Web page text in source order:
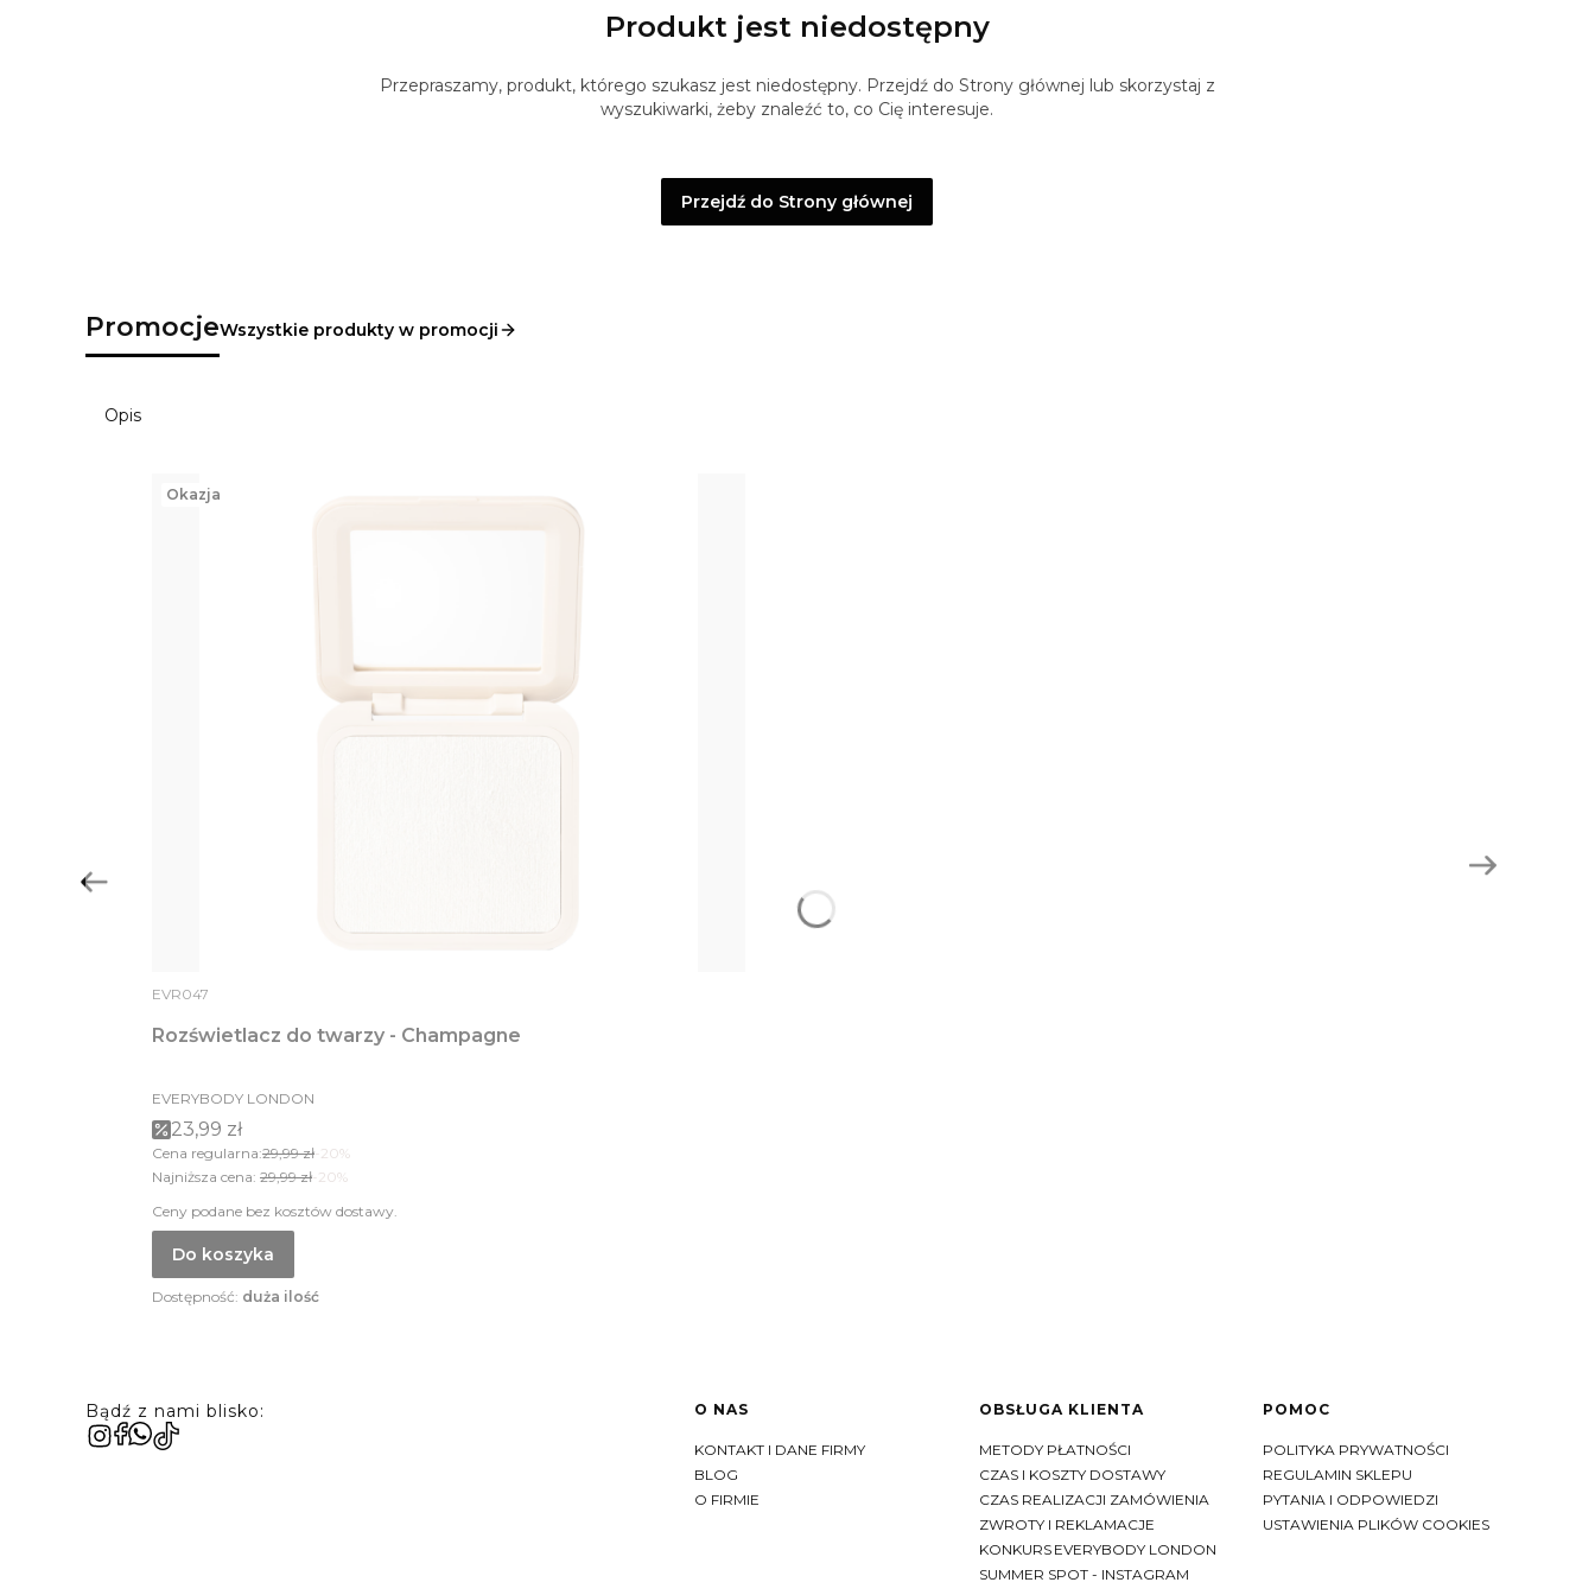
Produkt jest niedostępny
Przepraszamy, produkt, którego szukasz jest niedostępny. Przejdź do Strony głównej lub skorzystaj z
wyszukiwarki, żeby znaleźć to, co Cię interesuje.
Przejdź do Strony głównej
PromocjeWszystkie produkty w promocji
Opis
Okazja
EVR047
Rozświetlacz do twarzy - Champagne
EVERYBODY LONDON
23,99 zł
Cena regularna:29,99 zł-20%
Najniższa cena: 29,99 zł-20%
Ceny podane bez kosztów dostawy.
Do koszyka
Dostępność: duża ilość
Bądź z nami blisko: Linki w stopce
O NAS
KONTAKT I DANE FIRMY
BLOG
O FIRMIE
OBSŁUGA KLIENTA
METODY PŁATNOŚCI
CZAS I KOSZTY DOSTAWY
CZAS REALIZACJI ZAMÓWIENIA
ZWROTY I REKLAMACJE
KONKURS EVERYBODY LONDON
SUMMER SPOT - INSTAGRAM
POMOC
POLITYKA PRYWATNOŚCI
REGULAMIN SKLEPU
PYTANIA I ODPOWIEDZI
USTAWIENIA PLIKÓW COOKIES